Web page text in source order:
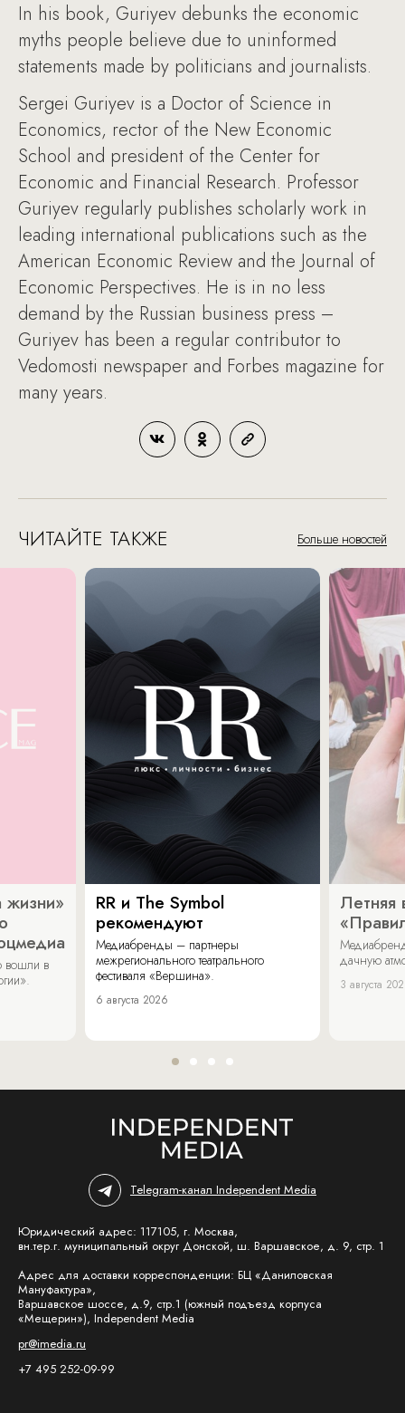
In his book, Guriyev debunks the economic
myths people believe due to uninformed
statements made by politicians and journalists.
Sergei Guriyev is a Doctor of Science in
Economics, rector of the New Economic
School and president of the Center for
Economic and Financial Research. Professor
Guriyev regularly publishes scholarly work in
leading international publications such as the
American Economic Review and the Journal of
Economic Perspectives. He is in no less
demand by the Russian business press –
Guriyev has been a regular contributor to
Vedomosti newspaper and Forbes magazine for
many years.
ЧИТАЙТЕ ТАКЖЕ Больше новостей
жизни»
вошли в
RR и The Symbol
рекомендуют
Медиабренды – партнеры
межрегионального театрального
фестиваля «Вершина».
6 августа 2026
Летняя
дачную
3 августа
Telegram-канал Independent Media
Юридический адрес: 117105, г. Москва,
вн.тер.г. муниципальный округ Донской, ш. Варшавское, д. 9, стр. 1
Адрес для доставки корреспонденции: БЦ «Даниловская
Мануфактура»,
Варшавское шоссе, д.9, стр.1 (южный подъезд корпуса
«Мещерин»), Independent Media
pr@imedia.ru
+7 495 252-09-99